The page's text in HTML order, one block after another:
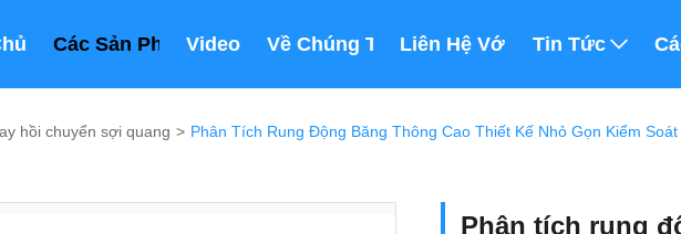
Các Sản PhẩmVideo Về Chúng Tôi Liên Hệ Với Chúng Tôi
Tin Tức
hồi chuyển sợi quang > Phân Tích Rung Động Băng Thông Cao Thiết Kế Nhỏ Gọn Kiểm
Phân tích rung